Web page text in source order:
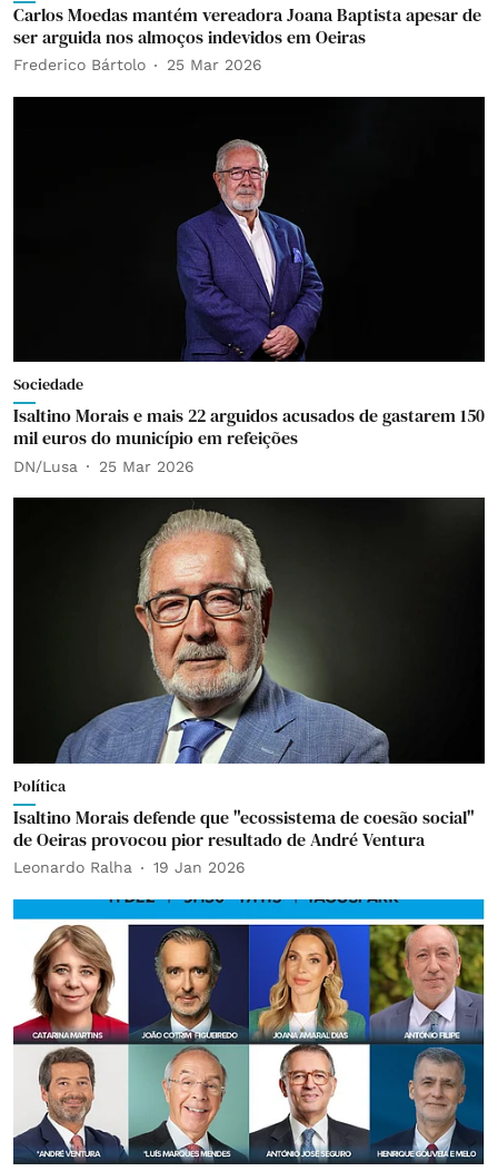
Carlos Moedas mantém vereadora Joana Baptista apesar de
ser arguida nos almoços indevidos em Oeiras
Frederico Bártolo 25 Mar 2026
Sociedade
Isaltino Morais e mais 22 arguidos acusados de gastarem 150
mil euros do município em refeições
DN/Lusa 25 Mar 2026
Política
Isaltino Morais defende que "ecossistema de coesão social"
de Oeiras provocou pior resultado de André Ventura
Leonardo Ralha 19 Jan 2026